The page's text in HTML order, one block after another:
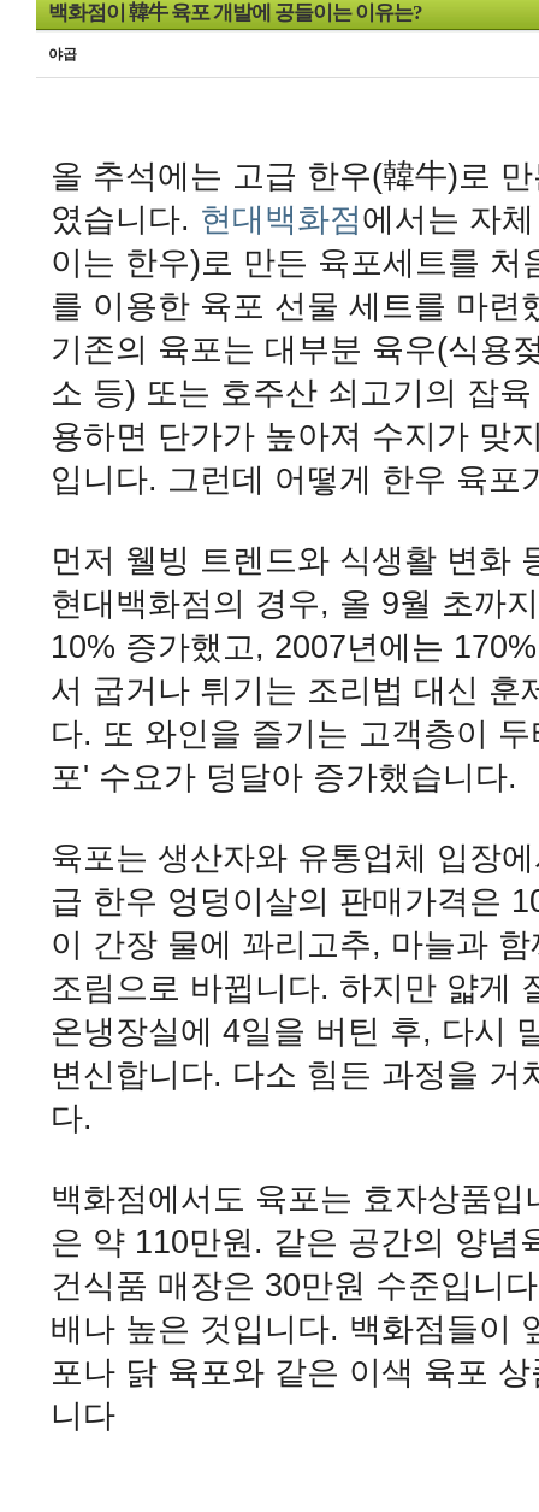
백화점이 韓牛 육포 개발에 공들이는 이유는?
야곱
올 추석에는 고급 한우(韓牛)로
였습니다. 현대백화점에서는 자
이는 한우)로 만든 육포세트를
를 이용한 육포 선물 세트를 마련
기존의 육포는 대부분 육우(식용
소 등) 또는 호주산 쇠고기의 잡
용하면 단가가 높아져 수지가 맞
입니다. 그런데 어떻게 한우 육포
먼저 웰빙 트렌드와 식생활 변화
현대백화점의 경우, 올 9월 초까
10% 증가했고, 2007년에는
서 굽거나 튀기는 조리법 대신 훈
다. 또 와인을 즐기는 고객층이
포' 수요가 덩달아 증가했습니다.
육포는 생산자와 유통업체 입장
급 한우 엉덩이살의 판매가격은
이 간장 물에 꽈리고추, 마늘과
조림으로 바뀝니다. 하지만 얇게
온냉장실에 4일을 버틴 후, 다시
변신합니다. 다소 힘든 과정을
다.
백화점에서도 육포는 효자상품
은 약 110만원. 같은 공간의 양념
건식품 매장은 30만원 수준입니
배나 높은 것입니다. 백화점들이
포나 닭 육포와 같은 이색 육포
니다